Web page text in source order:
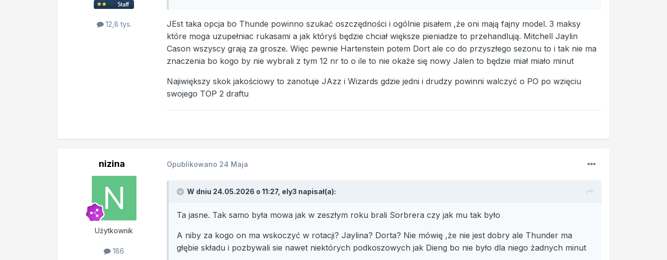
12,8 tys.
JEst taka opcja bo Thunde powinno szukać oszczędności i ogólnie pisałem ,że oni mają fajny model. 3 maksy
które moga uzupełniac rukasami a jak któryś będzie chciał większe pieniadze to przehandlują. Mitchell Jaylin
Cason wszyscy grają za grosze. Więc pewnie Hartenstein potem Dort ale co do przyszłego sezonu to i tak nie ma
znaczenia bo kogo by nie wybrali z tym 12 nr to o ile to nie okaże się nowy Jalen to będzie miał miało minut
Najiwiększy skok jakościowy to zanotuje JAzz i Wizards gdzie jedni i drudzy powinni walczyć o PO po wzięciu
swojego TOP 2 draftu
nizina
Użytkownik
186
Opublikowano 24 Maja
W dniu 24.05.2026 o 11:27, ely3 napisał(a):
Ta jasne. Tak samo była mowa jak w zeszłym roku brali Sorbrera czy jak mu tak było
A niby za kogo on ma wskoczyć w rotacji? Jaylina? Dorta? Nie mówię ,że nie jest dobry ale Thunder ma
głębie składu i pozbywali sie nawet niektórych podkoszowych jak Dieng bo nie było dla niego żadnych minut